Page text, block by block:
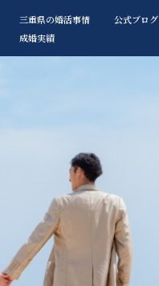
三重県の婚活事情
公式ブログ
成婚実績